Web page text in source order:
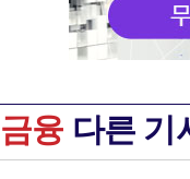
금융 다른 기